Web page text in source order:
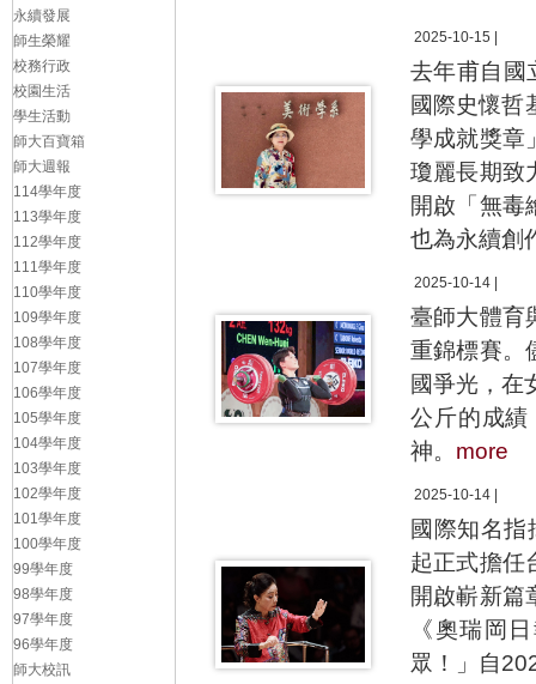
2025-10-15 |
去年甫自國
國際史懷哲
學成就獎章
瓊麗長期致
開啟「無毒
也為永續創
2025-10-14 |
臺師大體育
重錦標賽。
國爭光，在
公斤的成績
神。 more
2025-10-14 |
國際知名
起正式擔任
開啟嶄新篇
《奧瑞岡
眾！」自
永續發展
師生榮耀
校務行政
校園生活
學生活動
師大百寶箱
師大週報
114學年度
113學年度
112學年度
111學年度
110學年度
109學年度
108學年度
107學年度
106學年度
105學年度
104學年度
103學年度
102學年度
101學年度
100學年度
99學年度
98學年度
97學年度
96學年度
師大校訊